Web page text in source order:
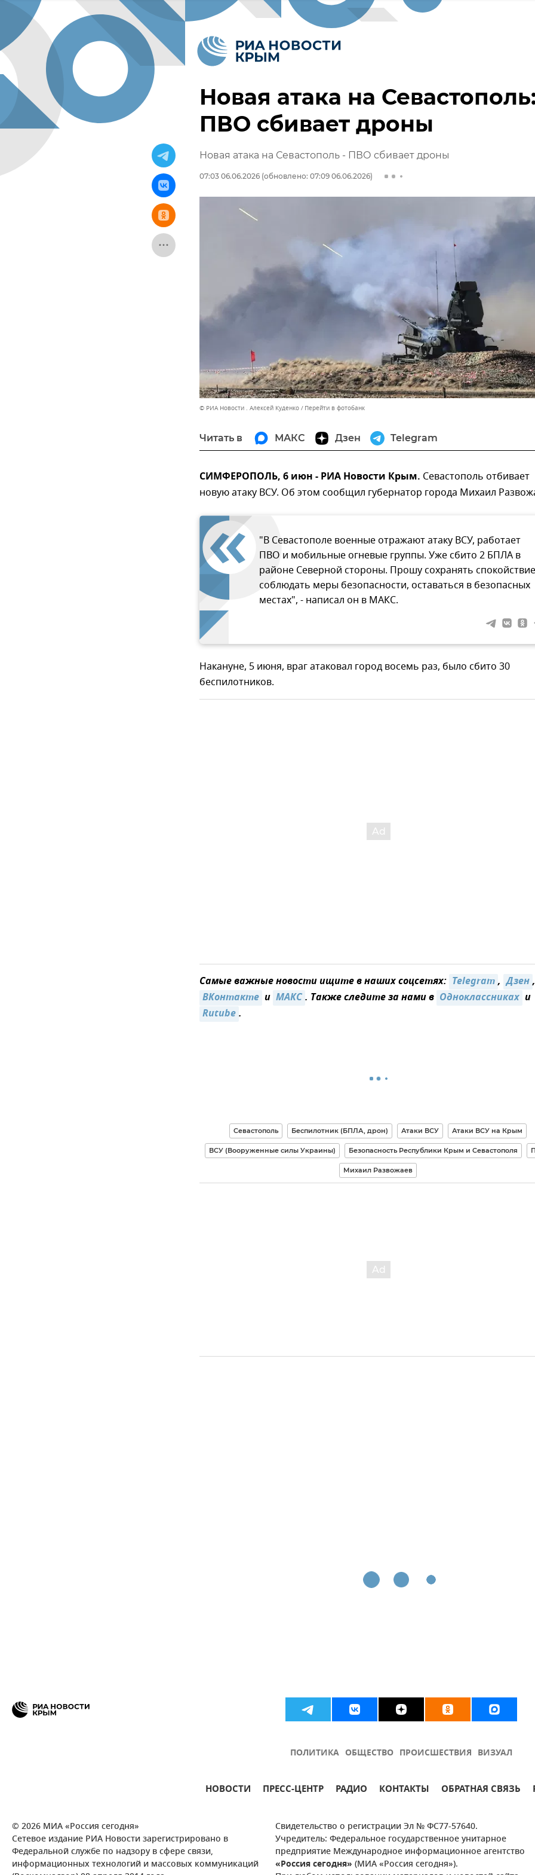
Новая атака на
ПВО сбивает дроны
Новая атака на Севастополь - ПВО сбивает дроны
07:03 06.06.2026 (обновлено: 07:09 06.06.2026)
© РИА Новости . Алексей Куденко Перейти в фотобанк
Читать в МАКС Дзен Telegram
СИМФЕРОПОЛЬ, 6 июн - РИА Новости Крым. Севастополь отбивает
новую атаку ВСУ. Об этом сообщил губернатор города Михаил
"В Севастополе военные отражают атаку ВСУ, работает
ПВО и мобильные огневые группы. Уже сбито 2 БПЛА в
районе Северной стороны. Прошу сохранять
соблюдать меры безопасности, оставаться в безопасных
местах", - написал он в МАКС.
Накануне, 5 июня, враг атаковал город восемь раз, было сбито 30
беспилотников.
Самые важные новости ищите в наших соцсетях: Telegram, Дзен,
ВКонтакте и MAКС. Также следите за нами в Одноклассниках и
Rutube.
Севастополь Беспилотник (БПЛА, дрон) Атаки ВСУ Атаки ВСУ на Крым
ВСУ (Вооруженные силы Украины) Безопасность Республики Крым и Севастополя
Михаил Развожаев
ПОЛИТИКА ОБЩЕСТВО ПРОИСШЕСТВИЯ ВИЗУАЛ
НОВОСТИ ПРЕСС-ЦЕНТР РАДИО КОНТАКТЫ ОБРАТНАЯ СВЯЗЬ
© 2026 МИА «Россия сегодня»
Сетевое издание РИА Новости зарегистрировано в
Федеральной службе по надзору в сфере связи,
информационных технологий и массовых коммуникаций
Свидетельство о регистрации Эл № ФС77-57640.
Учредитель: Федеральное государственное унитарное
предприятие Международное информационное агентство
«Россия сегодня» (МИА «Россия сегодня»).